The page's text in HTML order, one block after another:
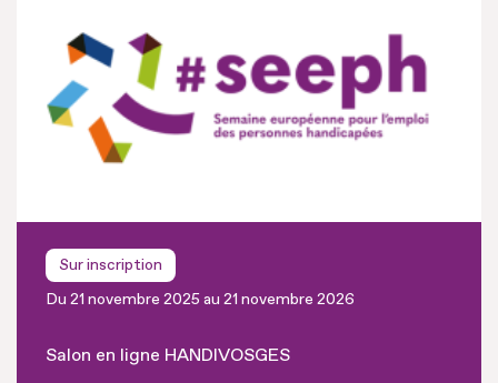
Sur inscription
Du 21 novembre 2025 au 21 novembre 2026
Salon en ligne HANDIVOSGES